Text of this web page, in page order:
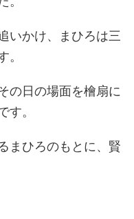
いかけ、まひろは三
。
の日の場面を檜扇に
す。
まひろのもとに、賢